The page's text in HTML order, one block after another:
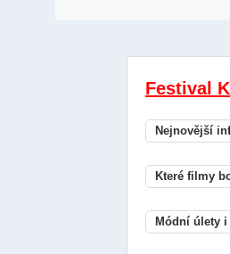
Festival
Nejnovější
Které filmy
Módní úlety i